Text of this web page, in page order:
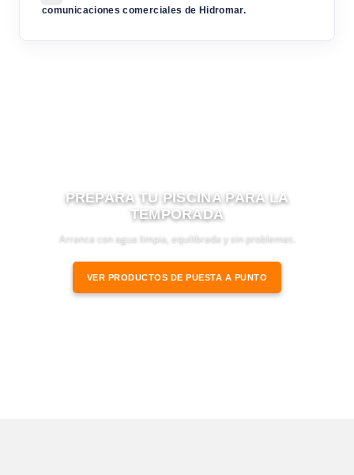
comunicaciones comerciales de Hidromar.
PREPARA TU PISCINA PARA LA
TEMPORADA
Arranca con agua limpia, equilibrada y sin problemas.
VER PRODUCTOS DE PUESTA A PUNTO